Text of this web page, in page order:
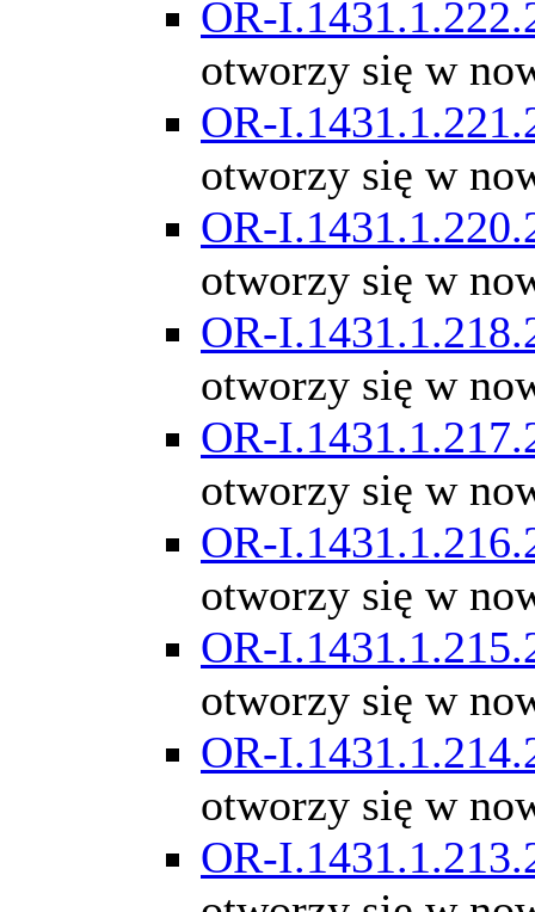
OR-
otworzy się w
OR-
otworzy się w
OR-
otworzy się w
OR-
otworzy się w
OR-
otworzy się w
OR-
otworzy się w
OR-
otworzy się w
OR-
otworzy się w
OR-